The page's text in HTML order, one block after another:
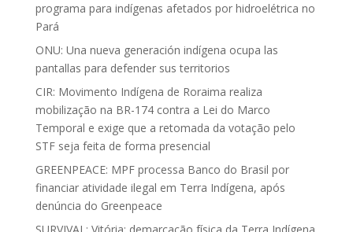
programa para indígenas afetados por hidroelétrica no
Pará
ONU: Una nueva generación indígena ocupa las
pantallas para defender sus territorios
CIR: Movimento Indígena de Roraima realiza
mobilização na BR-174 contra a Lei do Marco
Temporal e exige que a retomada da votação pelo
STF seja feita de forma presencial
GREENPEACE: MPF processa Banco do Brasil por
financiar atividade ilegal em Terra Indígena, após
denúncia do Greenpeace